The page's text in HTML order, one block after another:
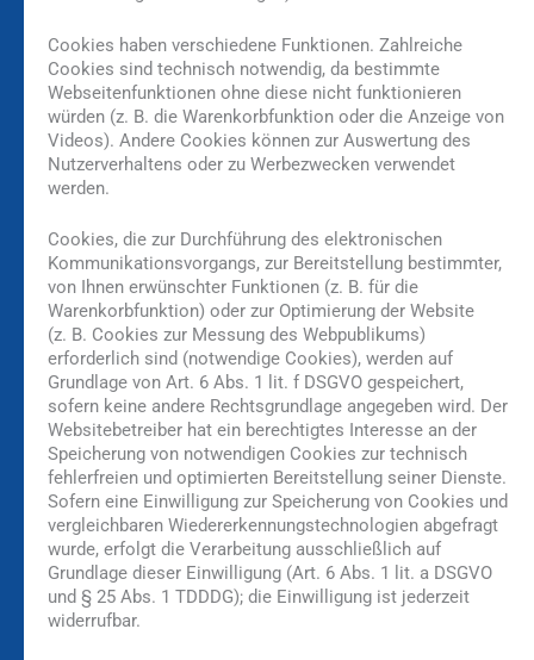
Cookies haben verschiedene Funktionen. Zahlreiche
Cookies sind technisch notwendig, da bestimmte
Webseitenfunktionen ohne diese nicht funktionieren
würden (z. B. die Warenkorbfunktion oder die Anzeige von
Videos). Andere Cookies können zur Auswertung des
Nutzerverhaltens oder zu Werbezwecken verwendet
werden.
Cookies, die zur Durchführung des elektronischen
Kommunikationsvorgangs, zur Bereitstellung bestimmter,
von Ihnen erwünschter Funktionen (z. B. für die
Warenkorbfunktion) oder zur Optimierung der Website
(z. B. Cookies zur Messung des Webpublikums)
erforderlich sind (notwendige Cookies), werden auf
Grundlage von Art. 6 Abs. 1 lit. f DSGVO gespeichert,
sofern keine andere Rechtsgrundlage angegeben wird. Der
Websitebetreiber hat ein berechtigtes Interesse an der
Speicherung von notwendigen Cookies zur technisch
fehlerfreien und optimierten Bereitstellung seiner Dienste.
Sofern eine Einwilligung zur Speicherung von Cookies und
vergleichbaren Wiedererkennungstechnologien abgefragt
wurde, erfolgt die Verarbeitung ausschließlich auf
Grundlage dieser Einwilligung (Art. 6 Abs. 1 lit. a DSGVO
und § 25 Abs. 1 TDDDG); die Einwilligung ist jederzeit
widerrufbar.